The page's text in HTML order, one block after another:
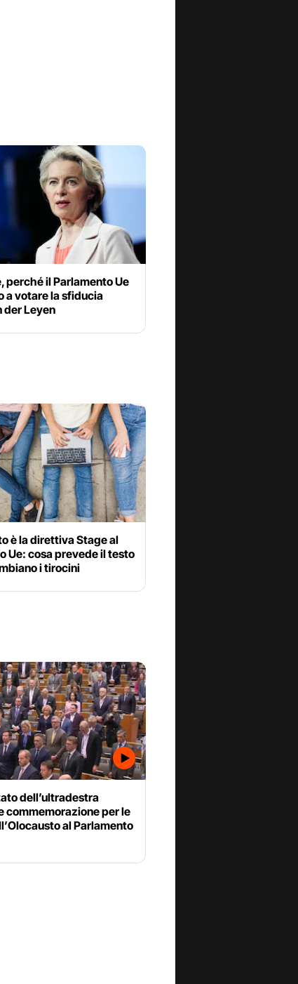
perché il Parlamento Ue
a votare la sfiducia
der Leyen
è la direttiva Stage al
Ue: cosa prevede il testo
i tirocini
dell’ultradestra
commemorazione per le
al Parlamento